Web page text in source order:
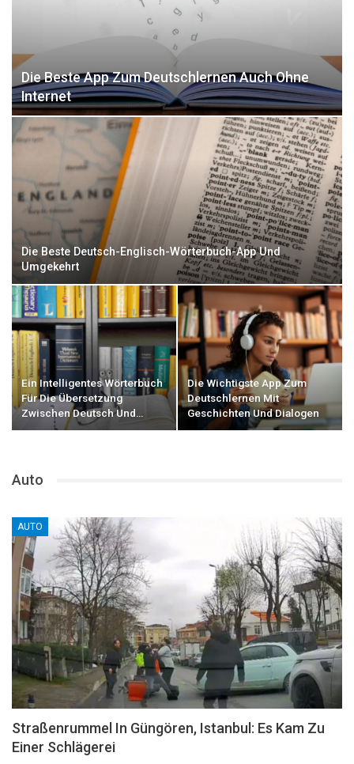
Die Beste App Zum Deutschlernen Auch Ohne
Internet
Die Beste Deutsch-Englisch-Wörterbuch-App Und
Umgekehrt
Ein Intelligentes Wörterbuch
Für Die Übersetzung
Zwischen Deutsch Und…
Die Wichtigste App Zum
Deutschlernen Mit
Geschichten Und Dialogen
Auto
AUTO
Straßenrummel In Güngören, Istanbul: Es Kam Zu
Einer Schlägerei